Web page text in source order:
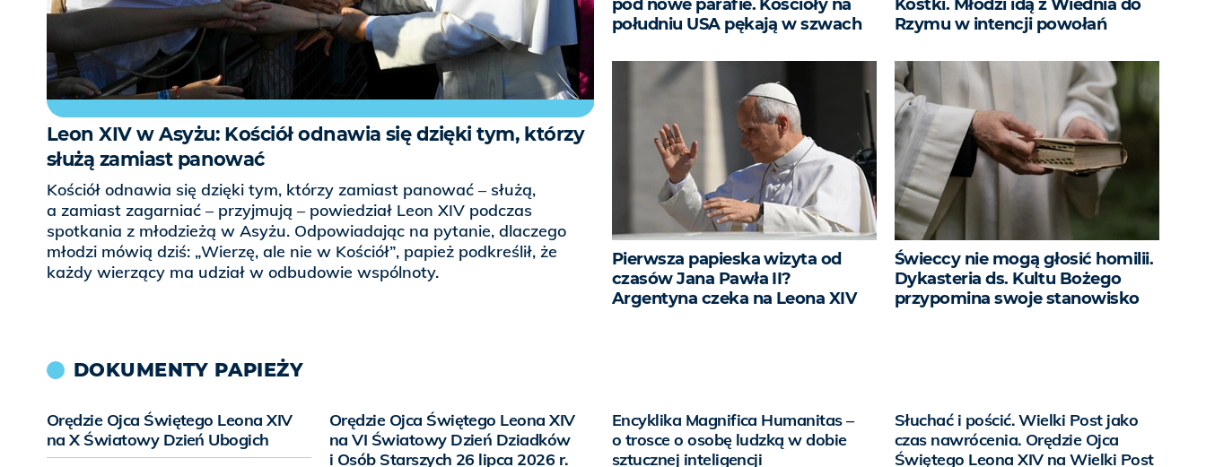
Leon XIV w Asyżu: Kościół odnawia się dzięki tym, którzy
służą zamiast panować
Kościół odnawia się dzięki tym, którzy zamiast panować – służą,
a zamiast zagarniać – przyjmują – powiedział Leon XIV podczas
spotkania z młodzieżą w Asyżu. Odpowiadając na pytanie, dlaczego
młodzi mówią dziś: „Wierzę, ale nie w Kościół”, papież podkreślił, że
każdy wierzący ma udział w odbudowie wspólnoty.
pod nowe parafie. Kościoły na
południu USA pękają w szwach
Kostki. Młodzi idą z Wiednia do
Rzymu w intencji powołań
Pierwsza papieska wizyta od
czasów Jana Pawła II?
Argentyna czeka na Leona XIV
Świeccy nie mogą głosić homilii.
Dykasteria ds. Kultu Bożego
przypomina swoje stanowisko
DOKUMENTY PAPIEŻY
Orędzie Ojca Świętego Leona XIV
na X Światowy Dzień Ubogich
Orędzie Ojca Świętego Leona XIV
na VI Światowy Dzień Dziadków
i Osób Starszych 26 lipca 2026 r.
Encyklika Magnifica Humanitas –
o trosce o osobę ludzką w dobie
sztucznej inteligencji
Słuchać i pościć. Wielki Post jako
czas nawrócenia. Orędzie Ojca
Świętego Leona XIV na Wielki Post